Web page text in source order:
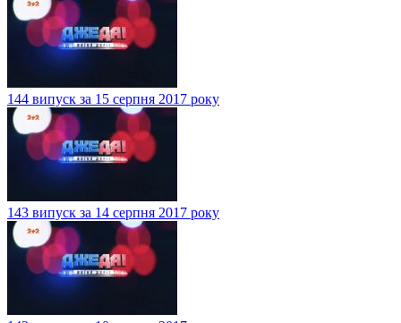
144 випуск за 15 серпня 2017 року
143 випуск за 14 серпня 2017 року